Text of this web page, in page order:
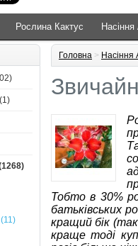
Рослина Кактус
Головна > Насіння
Тобто в 30%
батьківських
кращий бік
краще тоді